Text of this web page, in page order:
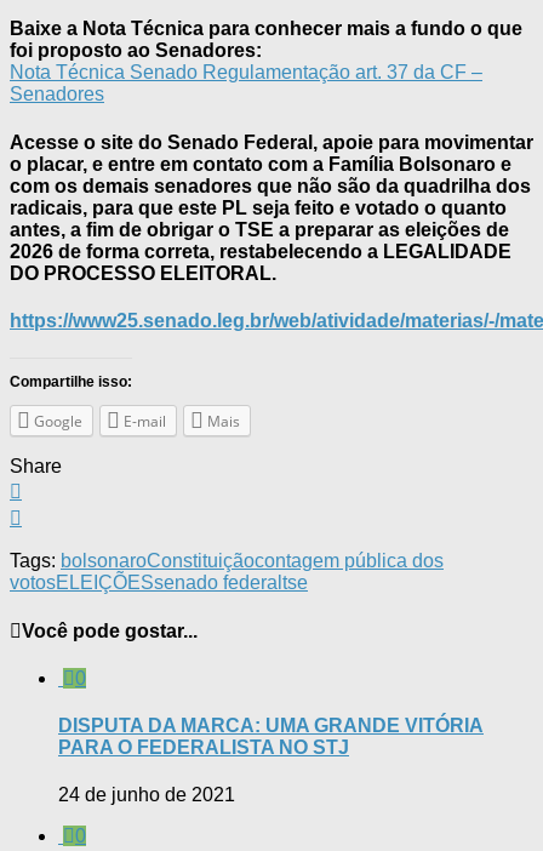
Baixe a Nota Técnica para conhecer mais a fundo o que
foi proposto ao Senadores:
Nota Técnica Senado Regulamentação art. 37 da CF –
Senadores
Acesse o site do Senado Federal, apoie para movimentar
o placar, e entre em contato com a Família Bolsonaro e
com os demais senadores que não são da quadrilha dos
radicais, para que este PL seja feito e votado o quanto
antes, a fim de obrigar o TSE a preparar as eleições de
2026 de forma correta, restabelecendo a LEGALIDADE
DO PROCESSO ELEITORAL.
https://www25.senado.leg.br/web/atividade/materias/-/
Compartilhe isso:
Google E-mail Mais
Share
Tags: bolsonaroConstituiçãocontagem pública dos
votosELEIÇÕESsenado federal tse
Você pode gostar...
0
DISPUTA DA MARCA: UMA GRANDE VITÓRIA
PARA O FEDERALISTA NO STJ
24 de junho de 2021
0